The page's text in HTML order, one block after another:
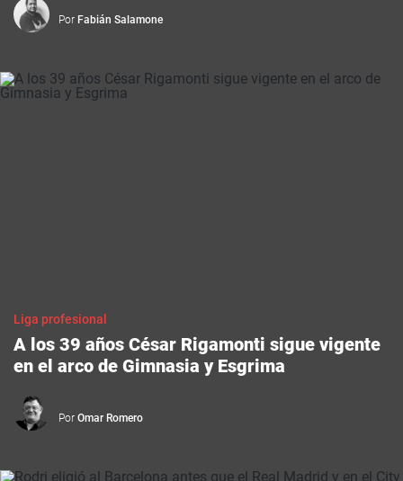
Por Fabián Salamone
Liga profesional
A los 39 años César Rigamonti sigue vigente
en el arco de Gimnasia y Esgrima
Por Omar Romero